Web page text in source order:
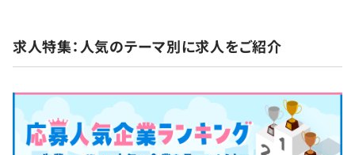
求人特集：人気のテーマ別に求人をご紹介